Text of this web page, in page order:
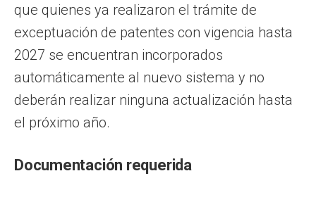
que quienes ya realizaron el trámite de
exceptuación de patentes con vigencia hasta
2027 se encuentran incorporados
automáticamente al nuevo sistema y no
deberán realizar ninguna actualización hasta
el próximo año.
Documentación requerida